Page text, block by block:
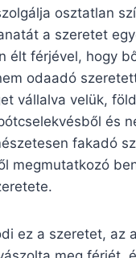
osztatlan
a szeretet
élt férjével, hogy
odaadó
vállalva velük,
és
fakadó
megmutatkozó
ez a szeretet, az